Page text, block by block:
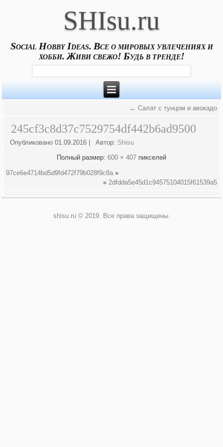
SHIsu.ru
Social Hobby Ideas. Все о мировых увлечениях и
хобби. Живи свежо! Будь в тренде!
← Салат с тунцом и авокадо
245cf3c8d37c7529754df442b6ad9500
Опубликовано 01.09.2016 Автор: Shisu
Полный размер: 600 × 407 пикселей
97ce6e4714bd5d9fd472f79b028f9c8a »
« 2dfdda5e45d1c94575104015f61539a5
shisu.ru © 2019. Все права защищены.